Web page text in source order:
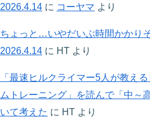
2026.4.14 に コーヤマ より
ちょっと…いやだいぶ時間かかりそ
2026.4.14 に HT より
「最速ヒルクライマー5人が教え
ムトレーニング」を読んで「中～
いて考えた に HT より